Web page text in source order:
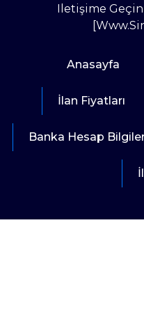
Iletişime
Anasayfa
İlan Fiyatları
Banka Hesap